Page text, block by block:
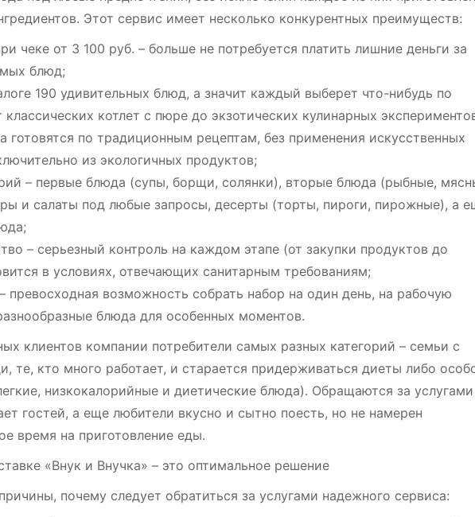
Этот сервис имеет несколько конкурентных преимуществ:
чеке от 3 100 руб. – больше не потребуется платить лишние деньги за
блюд;
190 удивительных блюд, а значит каждый выберет что-нибудь по
классических котлет с пюре до экзотических кулинарных
готовятся по традиционным рецептам, без применения искусственных
из экологичных продуктов;
– первые блюда (супы, борщи, солянки), вторые блюда (рыбные,
и салаты под любые запросы, десерты (торты, пироги, пирожные), а
– серьезный контроль на каждом этапе (от закупки продуктов до
в условиях, отвечающих санитарным требованиям;
превосходная возможность собрать набор на один день, на рабочую
блюда для особенных моментов.
клиентов компании потребители самых разных категорий – семьи с
те, кто много работает, и старается придерживаться диеты либо
низкокалорийные и диетические блюда). Обращаются за услугами
гостей, а еще любители вкусно и сытно поесть, но не намерен
время на приготовление еды.
«Внук и Внучка» – это оптимальное решение
почему следует обратиться за услугами надежного сервиса: